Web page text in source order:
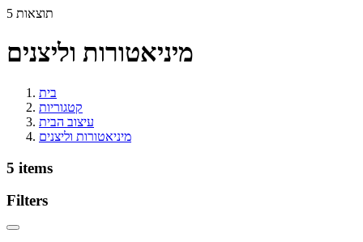
5 תוצאות
מיניאטורות וליצנים
בית
קטגוריות
עיצוב הבית
מיניאטורות וליצנים
5 items
Filters